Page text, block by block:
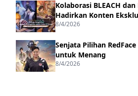
Kolaborasi BLEACH
Hadirkan Konten
8/4/2026
Senjata Pilihan RedFace
untuk Menang
8/4/2026